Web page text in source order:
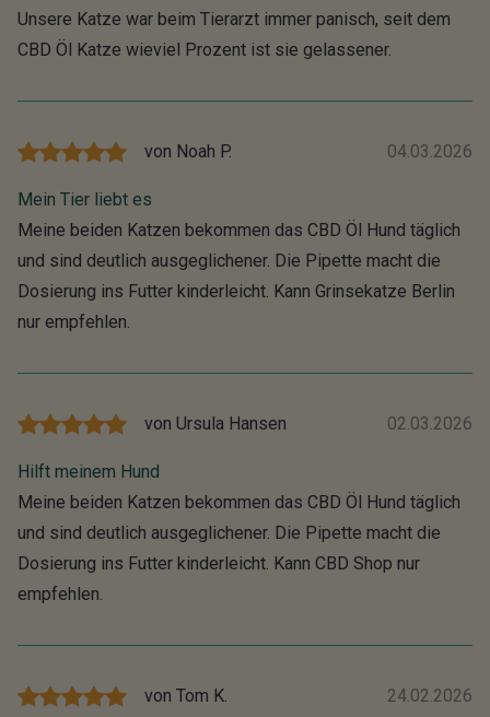
Unsere Katze war beim Tierarzt immer panisch, seit dem
CBD Öl Katze wieviel Prozent ist sie gelassener.
von Noah P. 04.03.2026
Mein Tier liebt es
Meine beiden Katzen bekommen das CBD Öl Hund täglich
und sind deutlich ausgeglichener. Die Pipette macht die
Dosierung ins Futter kinderleicht. Kann Grinsekatze Berlin
nur empfehlen.
von Ursula Hansen 02.03.2026
Hilft meinem Hund
Meine beiden Katzen bekommen das CBD Öl Hund täglich
und sind deutlich ausgeglichener. Die Pipette macht die
Dosierung ins Futter kinderleicht. Kann CBD Shop nur
empfehlen.
von Tom K. 24.02.2026